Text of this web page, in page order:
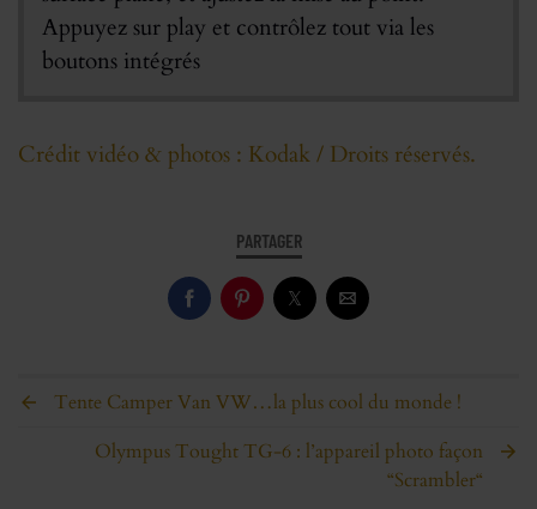
Appuyez sur play et contrôlez tout via les
boutons intégrés
Crédit vidéo & photos : Kodak / Droits réservés.
PARTAGER
Tente Camper Van VW…la plus cool du monde !
Olympus Tought TG-6 : l’appareil photo façon
“Scrambler“